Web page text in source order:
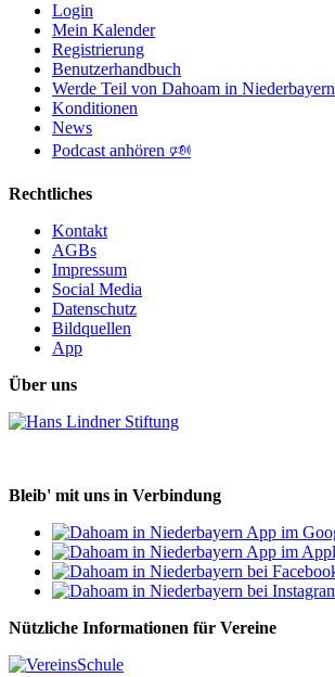
Login
Mein Kalender
Registrierung
Benutzerhandbuch
Werde Teil von Dahoam in Niederbayern
Konditionen
News
Podcast anhören 🕬
Rechtliches
Kontakt
AGBs
Impressum
Social Media
Datenschutz
Bildquellen
App
Über uns
Bleib' mit uns in Verbindung
Nützliche Informationen für Vereine